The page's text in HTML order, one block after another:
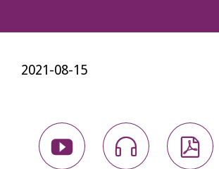
2021-08-15
  